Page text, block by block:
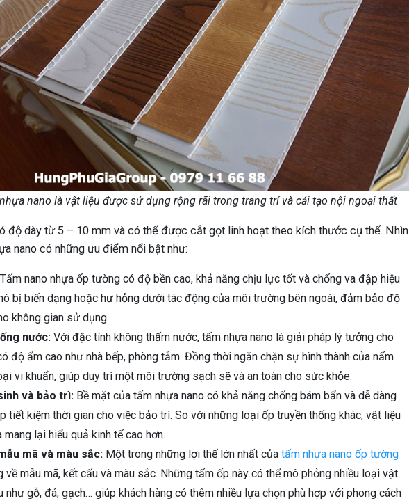
nano là vật liệu được sử dụng rộng rãi trong trang trí và cải tạo nội ngoại thất
độ dày từ 5 – 10 mm và có thể được cắt gọt linh hoạt theo kích thước cụ thể. Nhìn
nano có những ưu điểm nổi bật như:
Tấm nano nhựa ốp tường có độ bền cao, khả năng chịu lực tốt và chống va đập hiệu
bị biến dạng hoặc hư hỏng dưới tác động của môi trường bên ngoài, đảm bảo độ
không gian sử dụng.
nước: Với đặc tính không thấm nước, tấm nhựa nano là giải pháp lý tưởng cho
độ ẩm cao như nhà bếp, phòng tắm. Đồng thời ngăn chặn sự hình thành của nấm
vi khuẩn, giúp duy trì một môi trường sạch sẽ và an toàn cho sức khỏe.
và bảo trì: Bề mặt của tấm nhựa nano có khả năng chống bám bẩn và dễ dàng
tiết kiệm thời gian cho việc bảo trì. So với những loại ốp truyền thống khác, vật liệu
mang lại hiểu quả kinh tế cao hơn.
mã và màu sắc: Một trong những lợi thế lớn nhất của tấm nhựa nano ốp tường
về mẫu mã, kết cấu và màu sắc. Những tấm ốp này có thể mô phỏng nhiều loại vật
như gỗ, đá, gạch… giúp khách hàng có thêm nhiều lựa chọn phù hợp với phong cách